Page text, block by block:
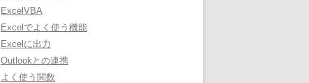
ExcelVBA
Excelでよく使う機能
Excelに出力
Outlookとの連携
よく使う関数